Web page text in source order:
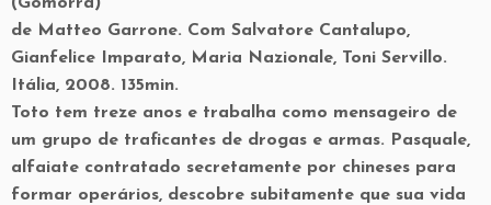
de Matteo Garrone. Com Salvatore Cantalupo,
Gianfelice Imparato, Maria Nazionale, Toni Servillo.
Itália, 2008. 135min.
Toto tem treze anos e trabalha como mensageiro de
um grupo de traficantes de drogas e armas. Pasquale,
alfaiate contratado secretamente por chineses para
formar operários, descobre subitamente que sua vida